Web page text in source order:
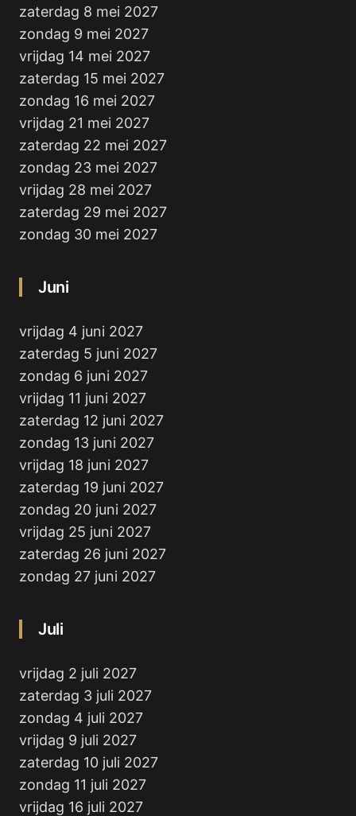
zaterdag 8 mei 2027
zondag 9 mei 2027
vrijdag 14 mei 2027
zaterdag 15 mei 2027
zondag 16 mei 2027
vrijdag 21 mei 2027
zaterdag 22 mei 2027
zondag 23 mei 2027
vrijdag 28 mei 2027
zaterdag 29 mei 2027
zondag 30 mei 2027
Juni
vrijdag 4 juni 2027
zaterdag 5 juni 2027
zondag 6 juni 2027
vrijdag 11 juni 2027
zaterdag 12 juni 2027
zondag 13 juni 2027
vrijdag 18 juni 2027
zaterdag 19 juni 2027
zondag 20 juni 2027
vrijdag 25 juni 2027
zaterdag 26 juni 2027
zondag 27 juni 2027
Juli
vrijdag 2 juli 2027
zaterdag 3 juli 2027
zondag 4 juli 2027
vrijdag 9 juli 2027
zaterdag 10 juli 2027
zondag 11 juli 2027
vrijdag 16 juli 2027